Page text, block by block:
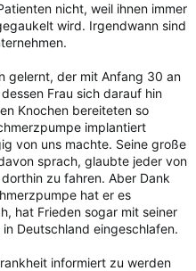
nicht, weil ihnen immer
wird. Irgendwann sind
gelernt, der mit Anfang 30 an
Frau sich darauf hin
Knochen bereiteten so
implantiert
von uns machte. Seine große
sprach, glaubte jeder von
zu fahren. Aber Dank
hat er es
hat Frieden sogar mit seiner
Deutschland eingeschlafen.
informiert zu werden